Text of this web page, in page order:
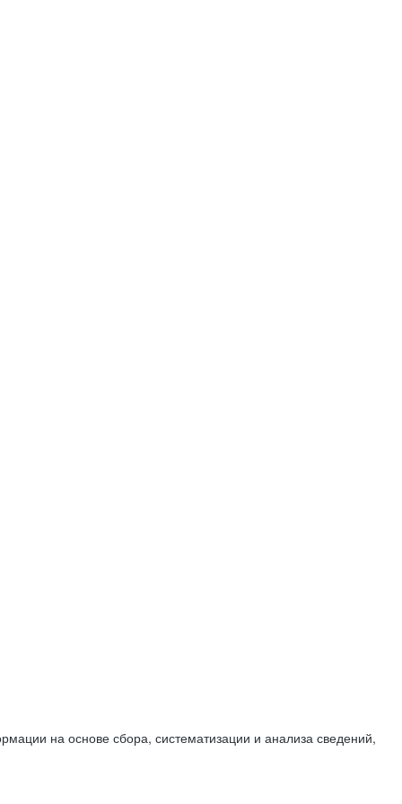
на основе сбора, систематизации и анализа сведений,